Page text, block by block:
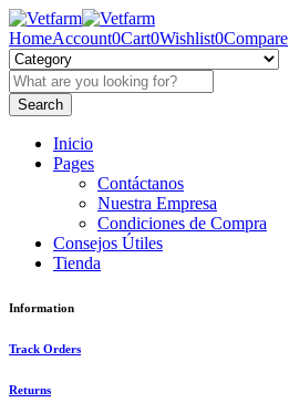
HomeAccount0Cart0Wishlist0Compare
Inicio
Pages
Contáctanos
Nuestra Empresa
Condiciones de Compra
Consejos Útiles
Tienda
Information
Track Orders
Returns